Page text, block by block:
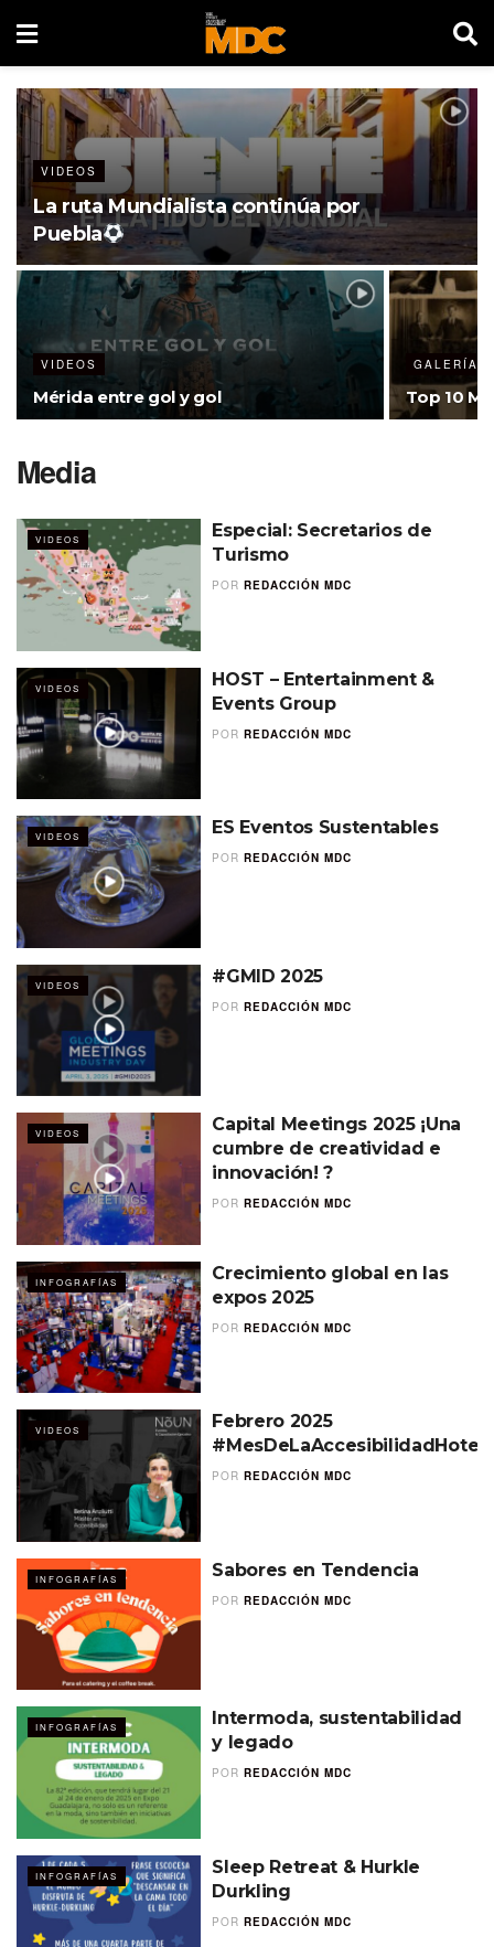
VIDEOS
La ruta Mundialista continúa por
Puebla
VIDEOS
Mérida entre gol y gol
GALERÍAS
Top 10
Media
VIDEOS
Especial: Secretarios de
Turismo
POR REDACCIÓN MDC
VIDEOS
HOST – Entertainment &
Events Group
POR REDACCIÓN MDC
VIDEOS ES Eventos Sustentables
POR REDACCIÓN MDC
VIDEOS #GMID 2025
POR REDACCIÓN MDC
VIDEOS
Capital Meetings 2025 ¡Una
cumbre de creatividad e
innovación! ?
POR REDACCIÓN MDC
INFOGRAFÍAS
Crecimiento global en las
expos 2025
POR REDACCIÓN MDC
VIDEOS
Febrero 2025
POR REDACCIÓN MDC
INFOGRAFÍAS Sabores en Tendencia
POR REDACCIÓN MDC
INFOGRAFÍAS
Intermoda, sustentabilidad
y legado
POR REDACCIÓN MDC
INFOGRAFÍAS
Sleep Retreat & Hurkle
Durkling
POR REDACCIÓN MDC